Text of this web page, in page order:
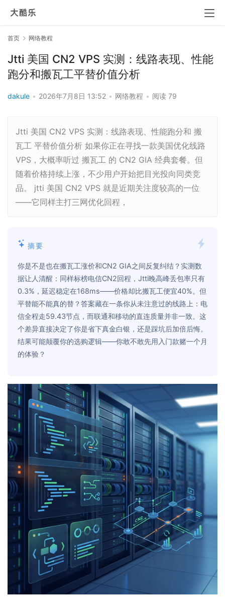
首页 网络教程
Jtti 美国 CN2 VPS 实测：线路表现、性能
跑分和搬瓦工平替价值分析
dakule • 2026年7月8日 13:52 • 网络教程 • 阅读 79
Jtti 美国 CN2 VPS 实测：线路表现、性能跑分和 搬
瓦工 平替价值分析 如果你正在寻找一款美国优化线路
VPS，大概率听过 搬瓦工 的 CN2 GIA 经典套餐。但
随着价格持续上涨，不少用户开始把目光投向同类竞
品。 jtti 美国 CN2 VPS 就是近期关注度较高的一位
——它同样主打三网优化回程，
摘要
你是不是也在搬瓦工涨价和CN2 GIA之间反复纠结？实测数
据让人清醒：同样标榜电信CN2回程，Jtti晚高峰丢包率只有
0.3%，延迟稳定在168ms——价格却比搬瓦工便宜40%。但
平替能不能真的替？答案藏在一条你从未注意过的线路上：电
信全程走59.43节点，而联通和移动的直连质量并非一致。这
个差异直接决定了你是省下真金白银，还是踩坑后加倍后悔。
结果可能颠覆你的选购逻辑——你敢不敢先用入门款赌一个月
的体验？